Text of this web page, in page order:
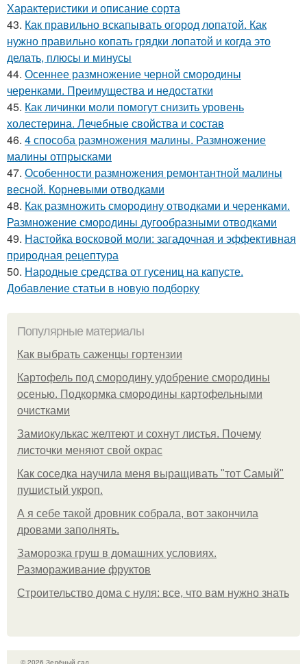
Характеристики и описание сорта
43. Как правильно вскапывать огород лопатой. Как
нужно правильно копать грядки лопатой и когда это
делать, плюсы и минусы
44. Осеннее размножение черной смородины
черенками. Преимущества и недостатки
45. Как личинки моли помогут снизить уровень
холестерина. Лечебные свойства и состав
46. 4 способа размножения малины. Размножение
малины отпрысками
47. Особенности размножения ремонтантной малины
весной. Корневыми отводками
48. Как размножить смородину отводками и черенками.
Размножение смородины дугообразными отводками
49. Настойка восковой моли: загадочная и эффективная
природная рецептура
50. Народные средства от гусениц на капусте.
Добавление статьи в новую подборку
Популярные материалы
Как выбрать саженцы гортензии
Картофель под смородину удобрение смородины
осенью. Подкормка смородины картофельными
очистками
Замиокулькас желтеют и сохнут листья. Почему
листочки меняют свой окрас
Как соседка научила меня выращивать "тот Самый"
пушистый укроп.
А я себе такой дровник собрала, вот закончила
дровами заполнять.
Заморозка груш в домашних условиях.
Размораживание фруктов
Строительство дома с нуля: все, что вам нужно знать
© 2026 Зелёный сад